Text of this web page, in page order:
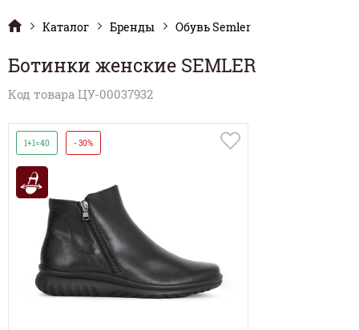
Каталог Бренды Обувь Semler
Ботинки женские SEMLER
Код товара ЦУ-00037932
1+1=40 - 30%